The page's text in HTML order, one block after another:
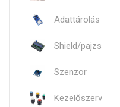
Adattárolás
Shield/pajzs
Szenzor
Kezelőszerv